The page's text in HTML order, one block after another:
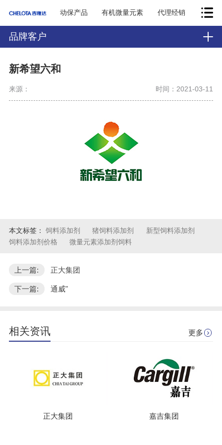
动保产品 有机微量元素 代理经销
品牌客户
新希望六和
来源： 时间：2021-03-11
本文标签： 饲料添加剂 猪饲料添加剂
新型饲料添加剂
饲料添加剂价格
微量元素添加剂饲料
上一篇: 正大集团
下一篇: 通威"
相关资讯 更多
正大集团 嘉吉集团